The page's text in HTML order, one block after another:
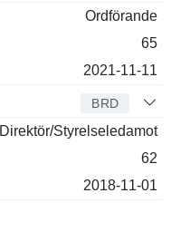
Ordförande
65
2021-11-11
BRD
Direktör/Styrelseledamot
62
2018-11-01